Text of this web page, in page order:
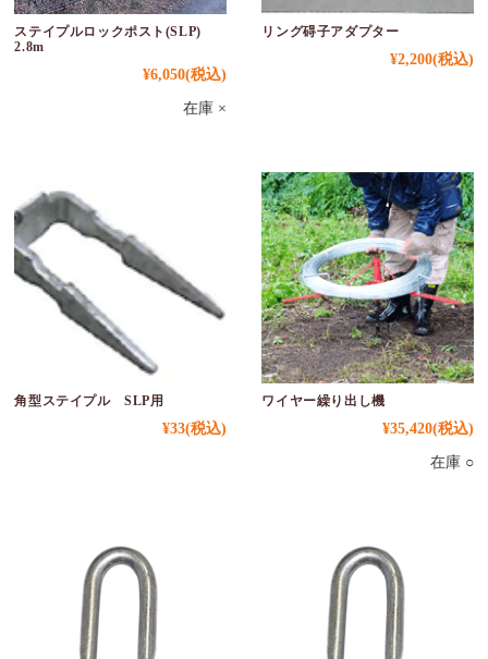
ステイプルロックポスト(SLP)
2.8m
¥6,050(税込)
在庫 ×
リング碍子アダプター
¥2,200(税込)
角型ステイプル SLP用
¥33(税込)
ワイヤー繰り出し機
¥35,420(税込)
在庫 ○